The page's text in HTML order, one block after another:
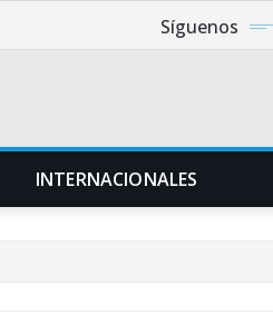
Síguenos
INTERNACIONALES